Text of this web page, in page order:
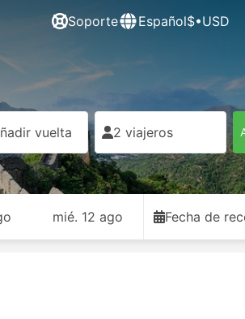
Soporte Español$•USD
vuelta 2 viajeros
mié. 12 ago Fecha de